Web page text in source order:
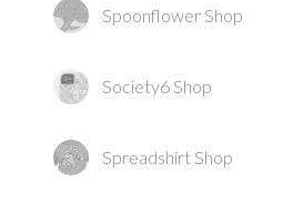
Spoonflower Shop
Society6 Shop
Spreadshirt Shop